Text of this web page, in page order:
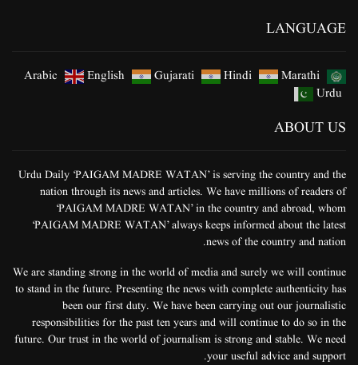
LANGUAGE
Arabic English Gujarati Hindi
Marathi
Urdu
ABOUT US
Urdu Daily ‘PAIGAM MADRE WATAN’ is serving the country and the
nation through its news and articles. We have millions of readers of
‘PAIGAM MADRE WATAN’ in the country and abroad, whom
‘PAIGAM MADRE WATAN’ always keeps informed about the latest
news of the country and nation.
We are standing strong in the world of media and surely we will continue
to stand in the future. Presenting the news with complete authenticity has
been our first duty. We have been carrying out our journalistic
responsibilities for the past ten years and will continue to do so in the
future. Our trust in the world of journalism is strong and stable. We need
your useful advice and support.